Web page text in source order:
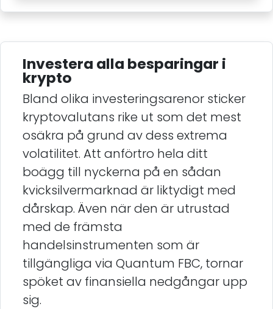
Investera alla besparingar i
krypto
Bland olika investeringsarenor sticker
kryptovalutans rike ut som det mest
osäkra på grund av dess extrema
volatilitet. Att anförtro hela ditt
boägg till nyckerna på en sådan
kvicksilvermarknad är liktydigt med
dårskap. Även när den är utrustad
med de främsta
handelsinstrumenten som är
tillgängliga via Quantum FBC, tornar
spöket av finansiella nedgångar upp
sig.